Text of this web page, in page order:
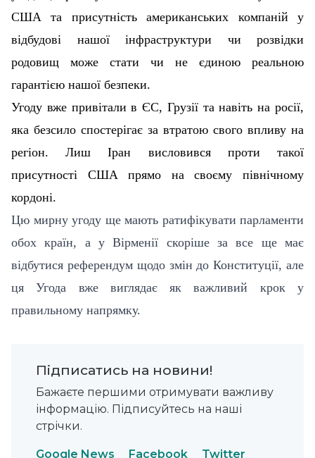
США та присутність американських компаній у
відбудові нашої інфраструктури чи розвідки
родовищ може стати чи не єдиною реальною
гарантією нашої безпеки.
Угоду вже привітали в ЄС, Грузії та навіть на росії,
яка безсило спостерігає за втратою свого впливу на
регіон. Лиш Іран висловився проти такої
присутності США прямо на своєму північному
кордоні.
Цю мирну угоду ще мають ратифікувати парламенти
обох країн, а у Вірменії скоріше за все ще має
відбутися референдум щодо змін до Конституції, але
ця Угода вже виглядає як важливий крок у
правильному напрямку.
Підписатись на новини!
Бажаєте першими отримувати важливу
інформацію. Підписуйтесь на наші
стрічки.
Google News Facebook Twitter